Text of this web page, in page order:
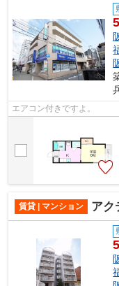
エアコン付きですよ。
賃貸 | マンション アク